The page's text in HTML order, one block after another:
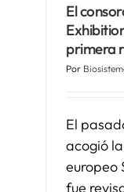
El
primera
Por
El
acogió
europeo
fue